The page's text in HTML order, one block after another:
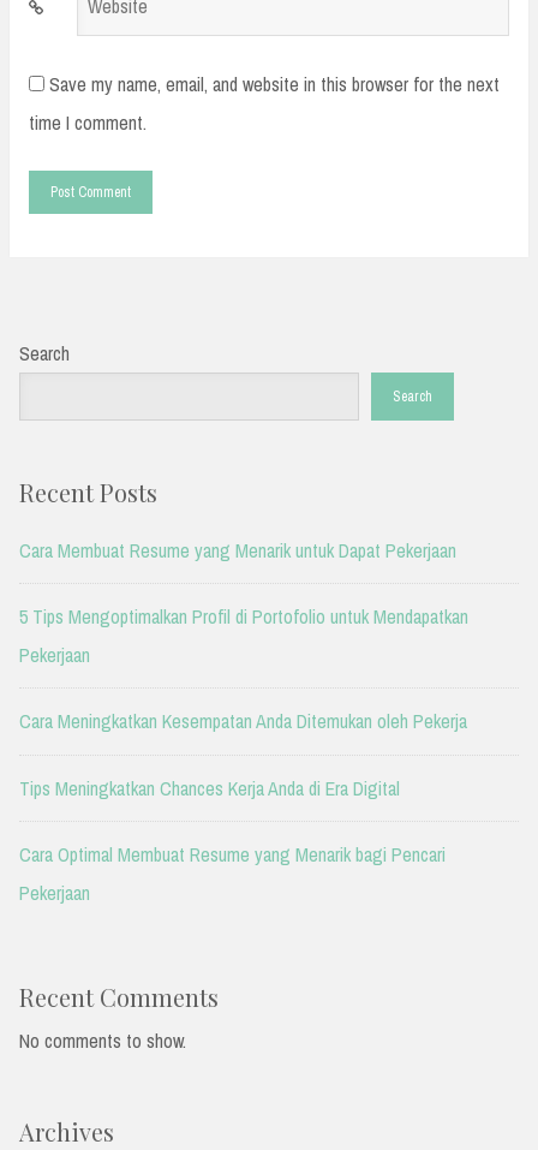
Website
Save my name, email, and website in this browser for the next
time I comment.
Search
Search
Recent Posts
Cara Membuat Resume yang Menarik untuk Dapat Pekerjaan
5 Tips Mengoptimalkan Profil di Portofolio untuk Mendapatkan
Pekerjaan
Cara Meningkatkan Kesempatan Anda Ditemukan oleh Pekerja
Tips Meningkatkan Chances Kerja Anda di Era Digital
Cara Optimal Membuat Resume yang Menarik bagi Pencari
Pekerjaan
Recent Comments
No comments to show.
Archives